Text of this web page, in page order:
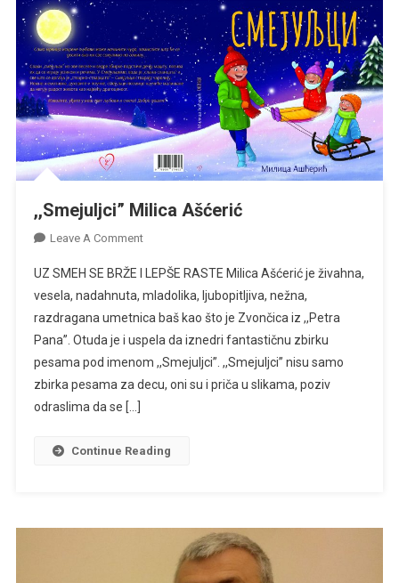
,,Smejuljci” Milica Ašćerić
Leave A CommentOn
Milica
Ašćerić
UZ SMEH SE BRŽE I LEPŠE RASTE Milica Ašćerić je živahna,
vesela, nadahnuta, mladolika, ljubopitljiva, nežna,
razdragana umetnica baš kao što je Zvončica iz ,,Petra
Pana”. Otuda je i uspela da iznedri fantastičnu zbirku
pesama pod imenom ,,Smejuljci”. ,,Smejuljci” nisu samo
zbirka pesama za decu, oni su i priča u slikama, poziv
odraslima da se […]
Continue Reading